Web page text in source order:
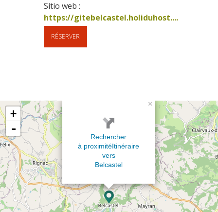
https://gitebelcastel.holiduhost....
RÉSERVER
×
Rechercher
à proximitéItinéraire
vers
Belcastel
+
-